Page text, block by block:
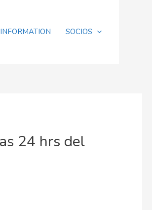
SOCIOS
24 hrs del